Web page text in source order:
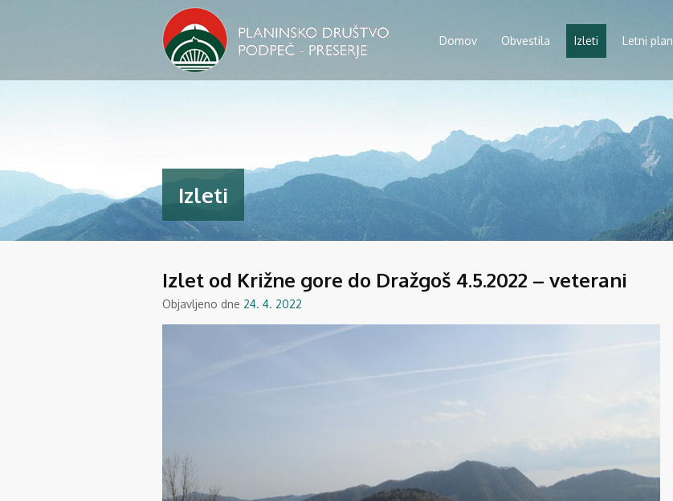
Domov Obvestila Izleti Letni plan
Izleti
Izlet od Križne gore do Dražgoš 4.5.2022 – veterani
Objavljeno dne 24. 4. 2022